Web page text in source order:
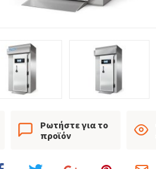
Ρωτήστε για το
προϊόν